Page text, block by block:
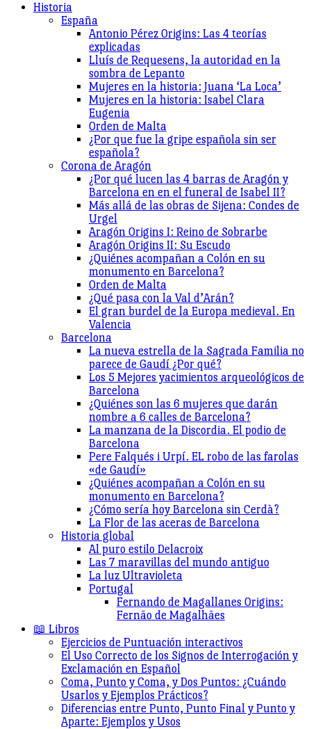
Historia
España
Antonio Pérez Origins: Las 4 teorías
explicadas
Lluís de Requesens, la autoridad en la
sombra de Lepanto
Mujeres en la historia: Juana ‘La Loca’
Mujeres en la historia: Isabel Clara
Eugenia
Orden de Malta
¿Por que fue la gripe española sin ser
española?
Corona de Aragón
¿Por qué lucen las 4 barras de Aragón y
Barcelona en en el funeral de Isabel II?
Más allá de las obras de Sijena: Condes de
Urgel
Aragón Origins I: Reino de Sobrarbe
Aragón Origins II: Su Escudo
¿Quiénes acompañan a Colón en su
monumento en Barcelona?
Orden de Malta
¿Qué pasa con la Val d’Arán?
El gran burdel de la Europa medieval. En
Valencia
Barcelona
La nueva estrella de la Sagrada Familia no
parece de Gaudí ¿Por qué?
Los 5 Mejores yacimientos arqueológicos de
Barcelona
¿Quiénes son las 6 mujeres que darán
nombre a 6 calles de Barcelona?
La manzana de la Discordia. El podio de
Barcelona
Pere Falqués i Urpí. EL robo de las farolas
«de Gaudí»
¿Quiénes acompañan a Colón en su
monumento en Barcelona?
¿Cómo sería hoy Barcelona sin Cerdà?
La Flor de las aceras de Barcelona
Historia global
Al puro estilo Delacroix
Las 7 maravillas del mundo antiguo
La luz Ultravioleta
Portugal
Fernando de Magallanes Origins:
Fernão de Magalhães
📖 Libros
Ejercicios de Puntuación interactivos
El Uso Correcto de los Signos de Interrogación y
Exclamación en Español
Coma, Punto y Coma, y Dos Puntos: ¿Cuándo
Usarlos y Ejemplos Prácticos?
Diferencias entre Punto, Punto Final y Punto y
Aparte: Ejemplos y Usos